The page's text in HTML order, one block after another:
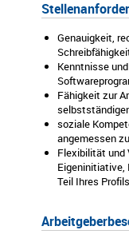
Genauigkeit,
Kenntnisse
Fähigkeit zur
soziale
angemessen
Flexibilität und
Eigeninitiative,
Teil Ihres